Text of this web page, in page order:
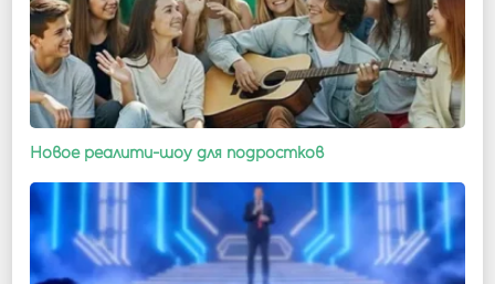
Новое реалити-шоу для подростков